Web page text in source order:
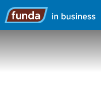
Hoofdmenu